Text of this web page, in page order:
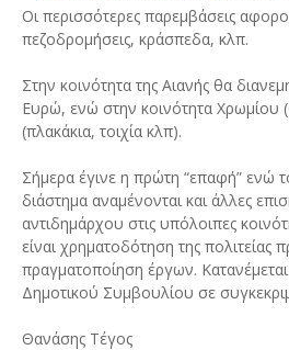
Οι περισσότερες παρεμβάσεις
πεζοδρομήσεις, κράσπεδα, κλπ.
Στην κοινότητα της Αιανής θα
Ευρώ, ενώ στην κοινότητα Χρωμίου
(πλακάκια, τοιχία κλπ).
Σήμερα έγινε η πρώτη “επαφή” ενώ
διάστημα αναμένονται και άλλες
αντιδημάρχου στις υπόλοιπες
είναι χρηματοδότηση της πολιτείας
πραγματοποίηση έργων.
Δημοτικού Συμβουλίου σε
Θανάσης Τέγος